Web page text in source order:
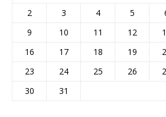
2
3 4 5
9
10 11 12
16
17 18 19
23
24 25 26
30
31